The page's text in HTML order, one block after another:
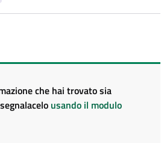
che hai trovato sia
usando il modulo